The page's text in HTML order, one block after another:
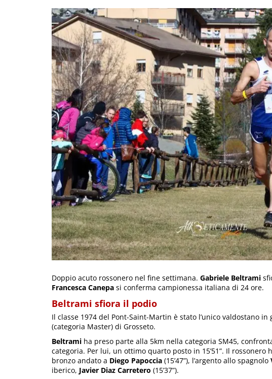
Doppio acuto rossonero nel fine settimana. Gabriele Beltrami
Francesca Canepa si conferma campionessa italiana di 24 ore.
Beltrami sfiora il podio
Il classe 1974 del Pont-Saint-Martin è stato l’unico valdostano
(categoria Master) di Grosseto.
Beltrami ha preso parte alla 5km nella categoria SM45,
categoria. Per lui, un ottimo quarto posto in 15’51”. Il
bronzo andato a Diego Papoccia (15’47”), l’argento allo spagnolo
iberico, Javier Diaz Carretero (15’37”).